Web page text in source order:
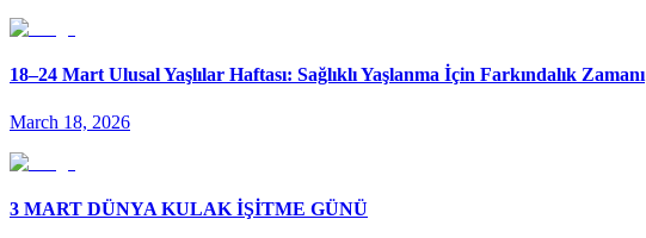
18–24 Mart Ulusal Yaşlılar Haftası: Sağlıklı Yaşlanma İçin Farkındalık Zamanı
March 18, 2026
3 MART DÜNYA KULAK İŞİTME GÜNÜ